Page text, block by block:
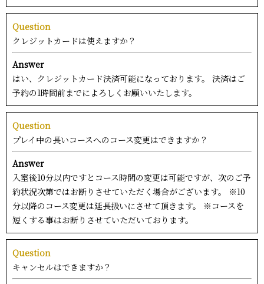
Question
クレジットカードは使えますか？
Answer
はい、クレジットカード決済可能になっております。 決済はご
予約の1時間前までによろしくお願いいたします。
Question
プレイ中の長いコースへのコース変更はできますか？
Answer
入室後10分以内ですとコース時間の変更は可能ですが、次のご予
約状況次第ではお断りさせていただく場合がございます。 ※10
分以降のコース変更は延長扱いにさせて頂きます。 ※コースを
短くする事はお断りさせていただいております。
Question
キャンセルはできますか？